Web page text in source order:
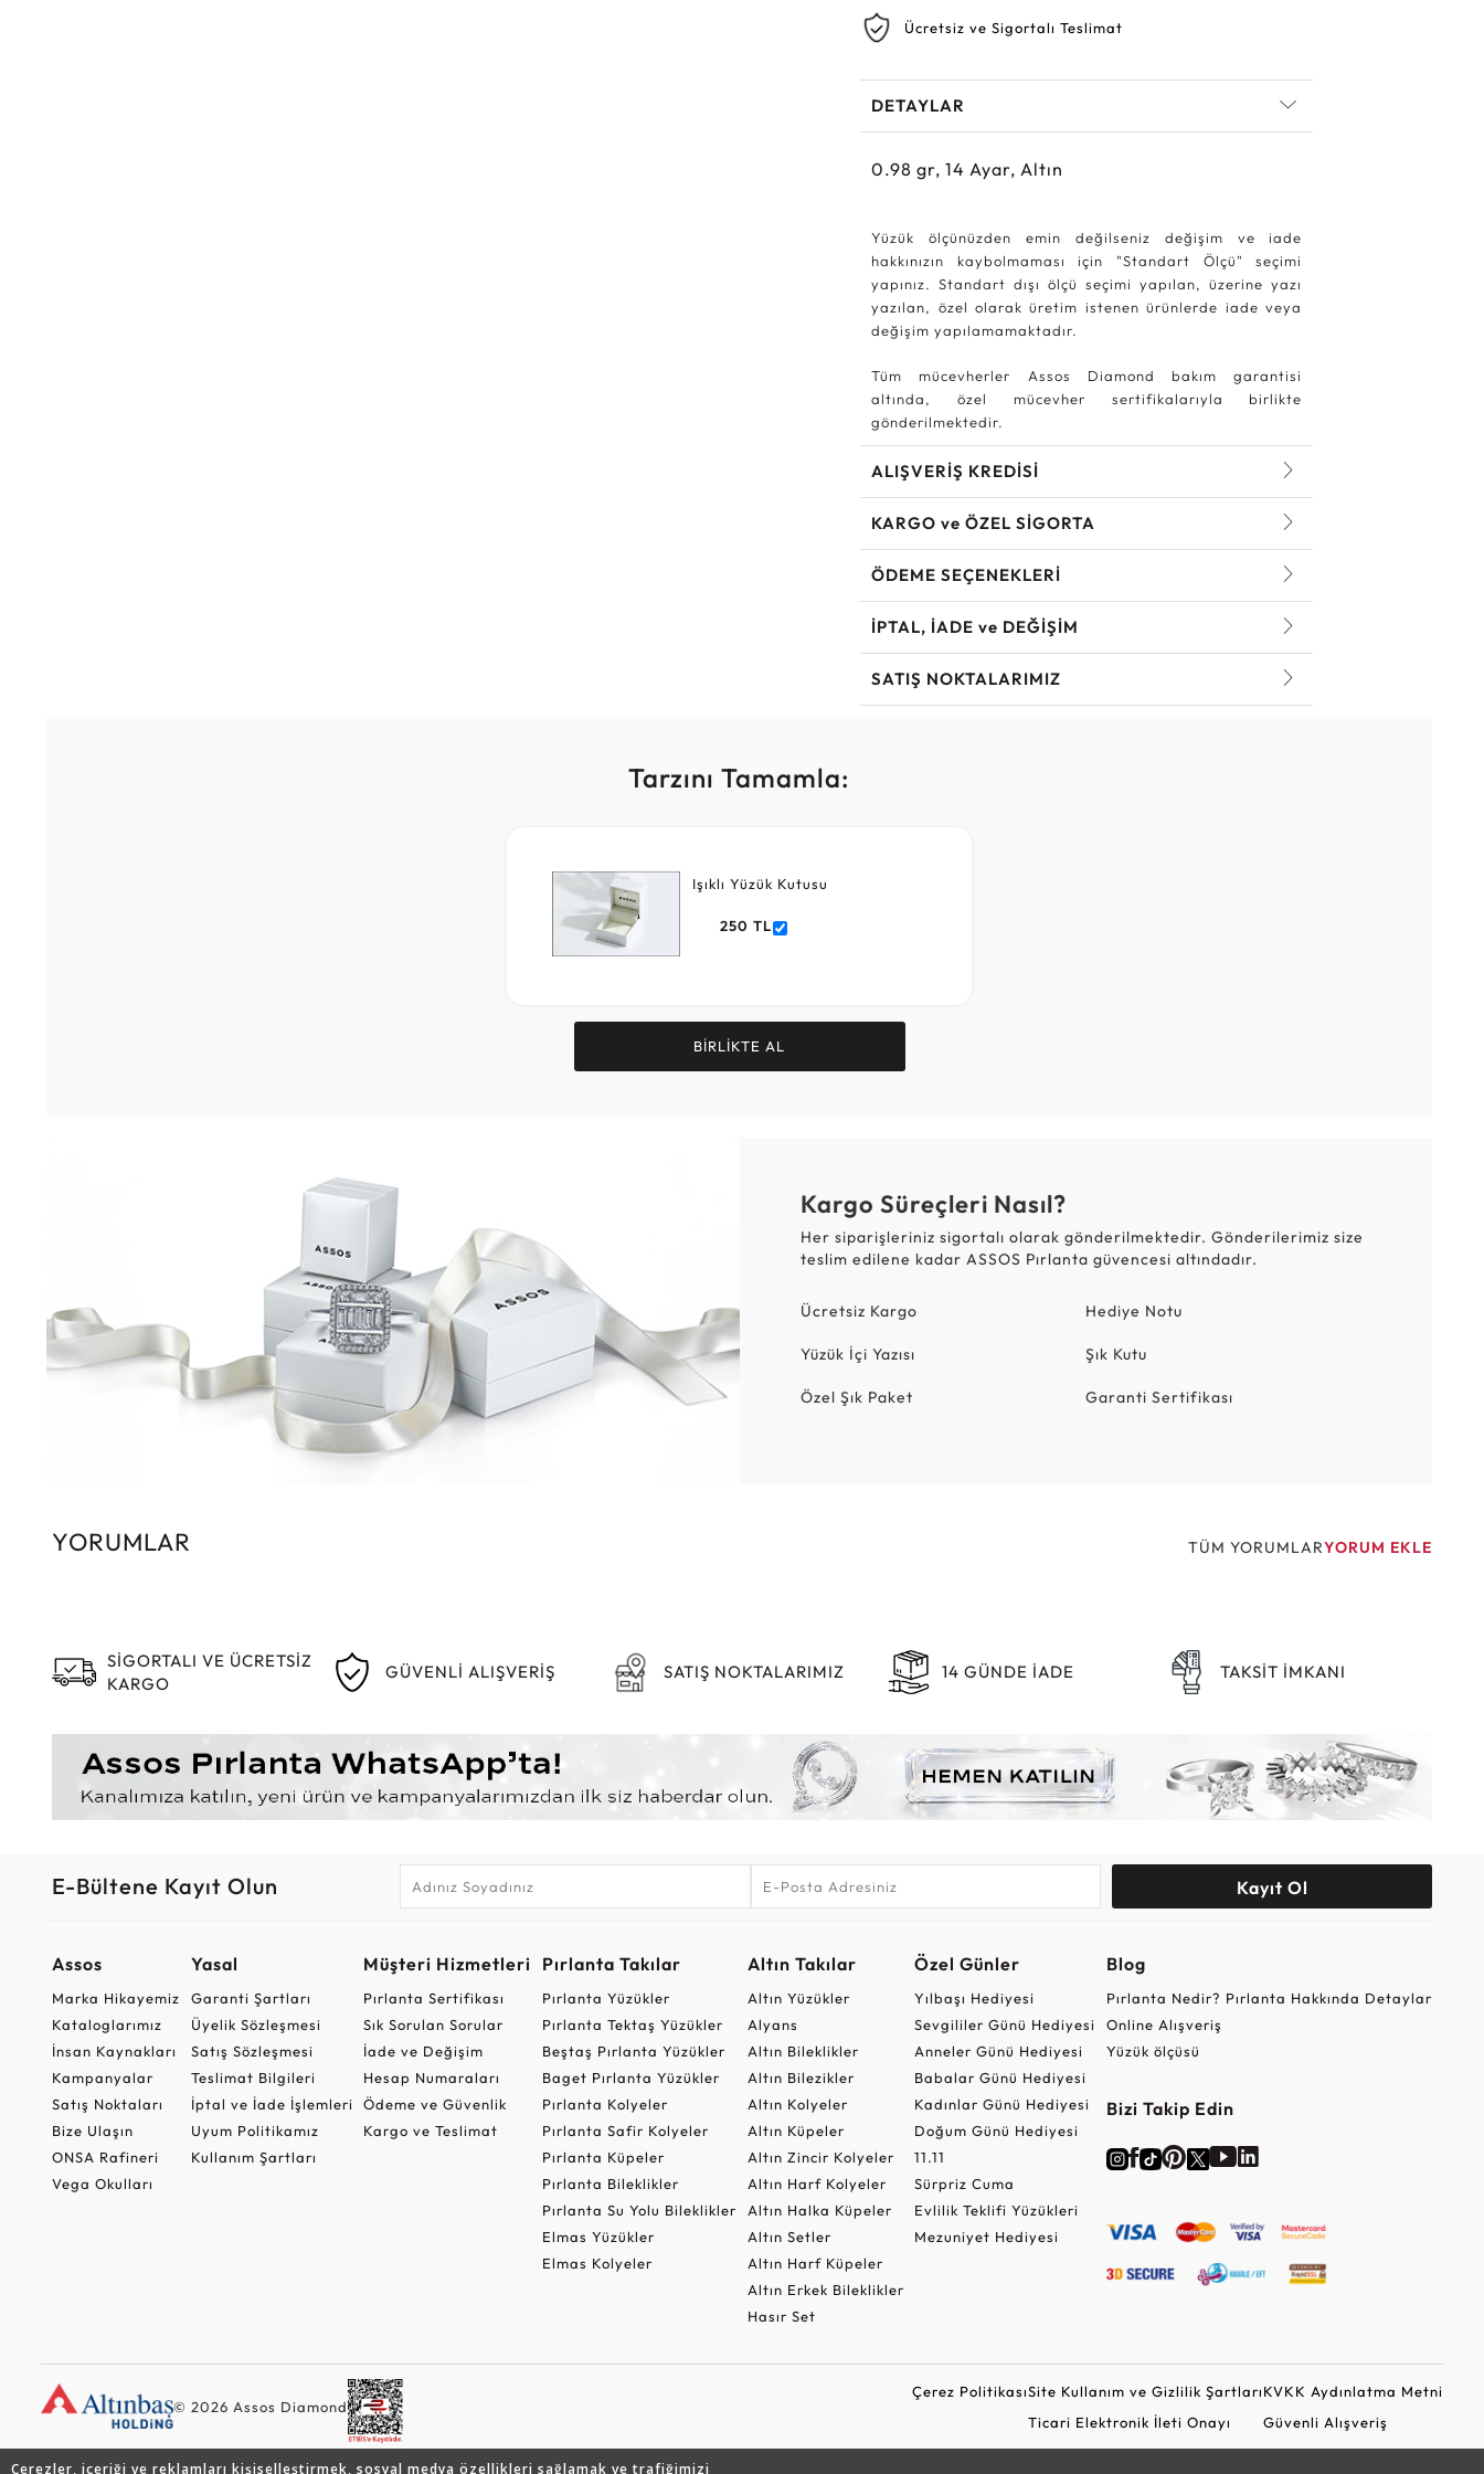
Çerezler, içeriği ve reklamları kişiselleştirmek, sosyal medya özellikleri sağlamak ve trafiğimizi
Ücretsiz ve Sigortalı Teslimat
DETAYLAR
0.98gr,14Ayar, Altın
Yüzük ölçünüzden emin değilseniz değişim ve iade
hakkınızın kaybolmaması için "Standart Ölçü" seçimi
yapınız. Standart dışı ölçü seçimi yapılan, üzerine yazı
yazılan, özel olarak üretim istenen ürünlerde iade veya
değişim yapılamamaktadır.
Tüm mücevherler Assos Diamond bakım garantisi
altında, özel mücevher sertifikalarıyla birlikte
gönderilmektedir.
ALIŞVERİŞ KREDİSİ
KARGO ve ÖZEL SİGORTA
ÖDEME SEÇENEKLERİ
İPTAL, İADE ve DEĞİŞİM
SATIŞ NOKTALARIMIZ
Tarzını Tamamla:
Işıklı Yüzük Kutusu
250 TL
BİRLİKTE AL
Kargo Süreçleri Nasıl?
Her siparişleriniz sigortalı olarak gönderilmektedir. Gönderilerimiz size
teslim edilene kadar ASSOS Pırlanta güvencesi altındadır.
Ücretsiz Kargo Hediye Notu
Yüzük İçi Yazısı Şık Kutu
Özel Şık Paket Garanti Sertifikası
YORUMLAR TÜM YORUMLARYORUM EKLE
SİGORTALI VE ÜCRETSİZ
KARGO
GÜVENLİ ALIŞVERİŞ SATIŞ NOKTALARIMIZ 14 GÜNDE İADE TAKSİT İMKANI
E-Bültene Kayıt Olun Kayıt Ol
Assos
Marka Hikayemiz
Kataloglarımız
İnsan Kaynakları
Kampanyalar
Satış Noktaları
Bize Ulaşın
ONSA Rafineri
Vega Okulları
Yasal
Garanti Şartları
Üyelik Sözleşmesi
Satış Sözleşmesi
Teslimat Bilgileri
İptal ve İade İşlemleri
Uyum Politikamız
Kullanım Şartları
Müşteri Hizmetleri
Pırlanta Sertifikası
Sık Sorulan Sorular
İade ve Değişim
Hesap Numaraları
Ödeme ve Güvenlik
Kargo ve Teslimat
Pırlanta Takılar
Pırlanta Yüzükler
Pırlanta Tektaş Yüzükler
Beştaş Pırlanta Yüzükler
Baget Pırlanta Yüzükler
Pırlanta Kolyeler
Pırlanta Safir Kolyeler
Pırlanta Küpeler
Pırlanta Bileklikler
Pırlanta Su Yolu Bileklikler
Elmas Yüzükler
Elmas Kolyeler
Altın Takılar
Altın Yüzükler
Alyans
Altın Bileklikler
Altın Bilezikler
Altın Kolyeler
Altın Küpeler
Altın Zincir Kolyeler
Altın Harf Kolyeler
Altın Halka Küpeler
Altın Setler
Altın Harf Küpeler
Altın Erkek Bileklikler
Hasır Set
Özel Günler
Yılbaşı Hediyesi
Sevgililer Günü Hediyesi
Anneler Günü Hediyesi
Babalar Günü Hediyesi
Kadınlar Günü Hediyesi
Doğum Günü Hediyesi
11.11
Sürpriz Cuma
Evlilik Teklifi Yüzükleri
Mezuniyet Hediyesi
Blog
Pırlanta Nedir? Pırlanta Hakkında Detaylar
Online Alışveriş
Yüzük ölçüsü
Bizi Takip Edin
© 2026 Assos Diamond
Çerez PolitikasıSite Kullanım ve Gizlilik Şartları
Ticari Elektronik İleti Onayı
KVKK Aydınlatma Metni
Güvenli Alışveriş